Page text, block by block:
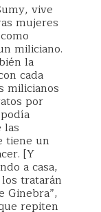
vive
mujeres
miliciano.
la
cada
milicianos
por
las
tiene un
[Y
a casa,
tratarán
Ginebra”,
repiten